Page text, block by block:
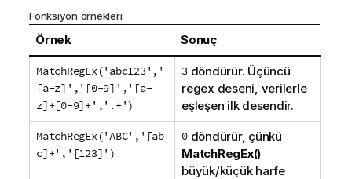
Fonksiyon örnekleri
Örnek Sonuç
MatchRegEx('abc123','
[a-z]','[0-9]','[a-
z]+[0-9]+','.+')
3döndürür. Üçüncü
regex deseni, verilerle
eşleşen ilk desendir.
MatchRegEx('ABC','[ab
c]+','[123]')
0döndürür, çünkü
MatchRegEx()
büyük/küçük harfe